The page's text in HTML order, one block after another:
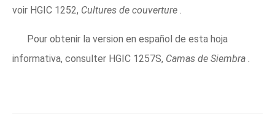
voir HGIC 1252, Cultures de couverture .
Pour obtenir la version en español de esta hoja
informativa, consulter HGIC 1257S, Camas de Siembra .